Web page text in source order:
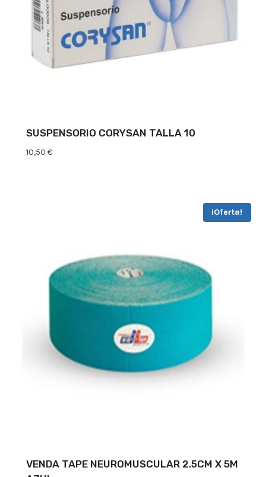
SUSPENSORIO CORYSAN TALLA 10
10,50 €
¡Oferta!
VENDA TAPE NEUROMUSCULAR 2.5CM X 5M